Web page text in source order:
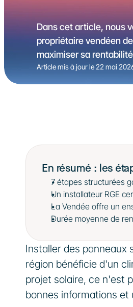
Dans cet article, nous
propriétaire vendéen
maximiser sa
Article mis à jour le 22 mai
En résumé : les
7 étapes structurées
Un installateur RGE
La Vendée offre un
Durée moyenne de
Installer des panneaux
région bénéficie d'un
projet solaire, ce n'est
bonnes informations